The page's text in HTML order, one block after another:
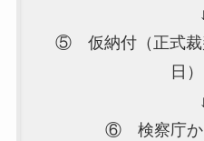
⑤ 仮納付（正式裁
日
⑥ 検察庁か